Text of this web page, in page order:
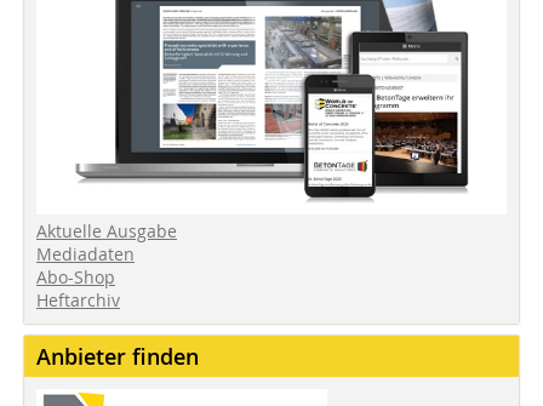
Aktuelle Ausgabe
Mediadaten
Abo-Shop
Heftarchiv
Anbieter finden